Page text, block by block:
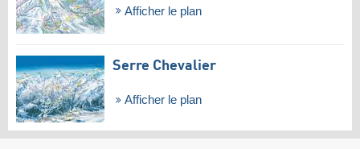
Afficher le plan
Serre Chevalier
Afficher le plan